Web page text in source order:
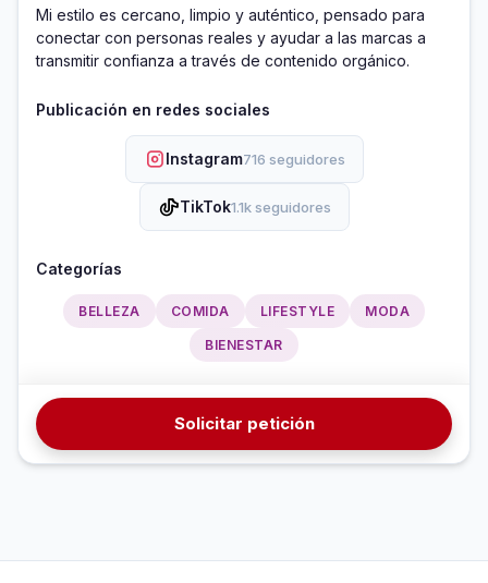
Mi estilo es cercano, limpio y auténtico, pensado para
conectar con personas reales y ayudar a las marcas a
transmitir confianza a través de contenido orgánico.
Publicación en redes sociales
Instagram716 seguidores
TikTok1.1k seguidores
Categorías
BELLEZA COMIDA LIFESTYLE MODA
BIENESTAR
Solicitar petición